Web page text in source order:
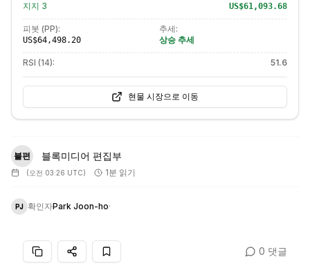
지지 3 US$61,093.68
피봇 (PP):
US$64,498.20
추세:
상승 추세
RSI (14): 51.6
현물 시장으로 이동
블편 블록미디어 편집부
(오전 03:26 UTC) 1분 읽기
PJ 확인자Park Joon-ho·
0 댓글